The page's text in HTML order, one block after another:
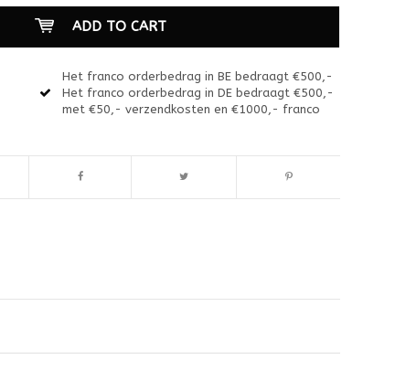
ADD TO CART
Het franco orderbedrag in BE bedraagt €500,-
Het franco orderbedrag in DE bedraagt €500,-
met €50,- verzendkosten en €1000,- franco